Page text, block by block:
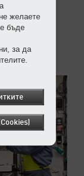
на
желаете
бъде
за да